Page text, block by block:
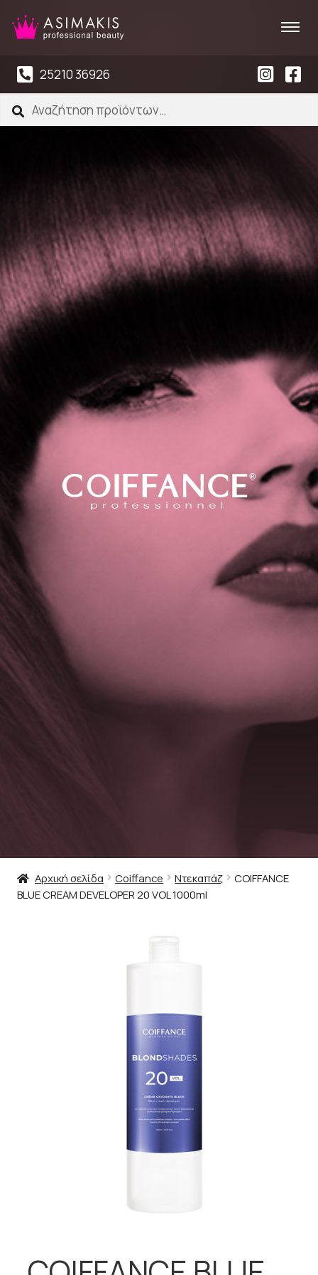
25210 36926
Αναζήτηση
για:
Αναζήτηση
Αρχική σελίδα Coiffance Ντεκαπάζ
COIFFANCE
BLUE CREAM DEVELOPER 20 VOL 1000ml